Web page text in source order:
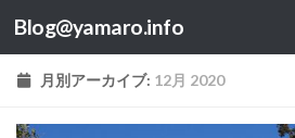
コンテンツへスキップ
Blog@yamaro.info
月別アーカイブ: 12月 2020